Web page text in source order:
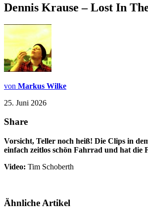
Dennis Krause – Lost In
von Markus Wilke
25. Juni 2026
Share
Vorsicht, Teller noch heiß! Die Clips in
einfach zeitlos schön Fahrrad und hat die
Video: Tim Schoberth
Ähnliche Artikel